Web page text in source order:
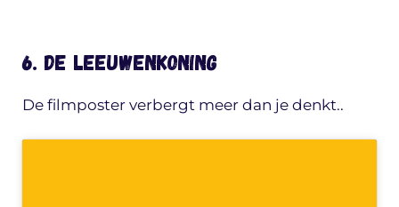
6. De leeuwenkoning
De filmposter verbergt meer dan je denkt..